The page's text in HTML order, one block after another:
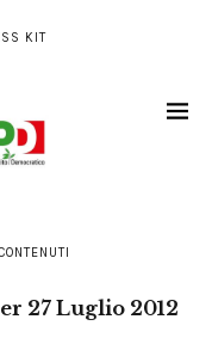
KIT
27 Luglio 2012